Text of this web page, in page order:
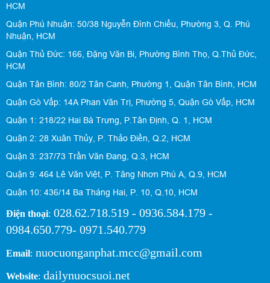
HCM
Quận Phú Nhuận: 50/38 Nguyễn Đình Chiểu, Phường 3, Q. Phú
Nhuận, HCM
Quận Thủ Đức: 166, Đặng Văn Bi, Phường Bình Thọ, Q.Thủ Đức,
HCM
Quận Tân Bình: 80/2 Tân Canh, Phường 1, Quận Tân Bình, HCM
Quận Gò Vấp: 14A Phan Văn Trị, Phường 5, Quận Gò Vấp, HCM
Quận 1: 218/22 Hai Bà Trưng, P.Tân Định, Q. 1, HCM
Quận 2: 28 Xuân Thủy, P. Thảo Điền, Q.2, HCM
Quận 3: 237/73 Trần Văn Đang, Q.3, HCM
Quận 9: 464 Lê Văn Việt, P. Tăng Nhơn Phú A, Q.9, HCM
Quận 10: 436/14 Ba Tháng Hai, P. 10, Q.10, HCM
Điện thoại: 028.62.718.519 - 0936.584.179 -
0984.650.779- 0971.540.779
Email: nuocuonganphat.mcc@gmail.com
Website: dailynuocsuoi.net